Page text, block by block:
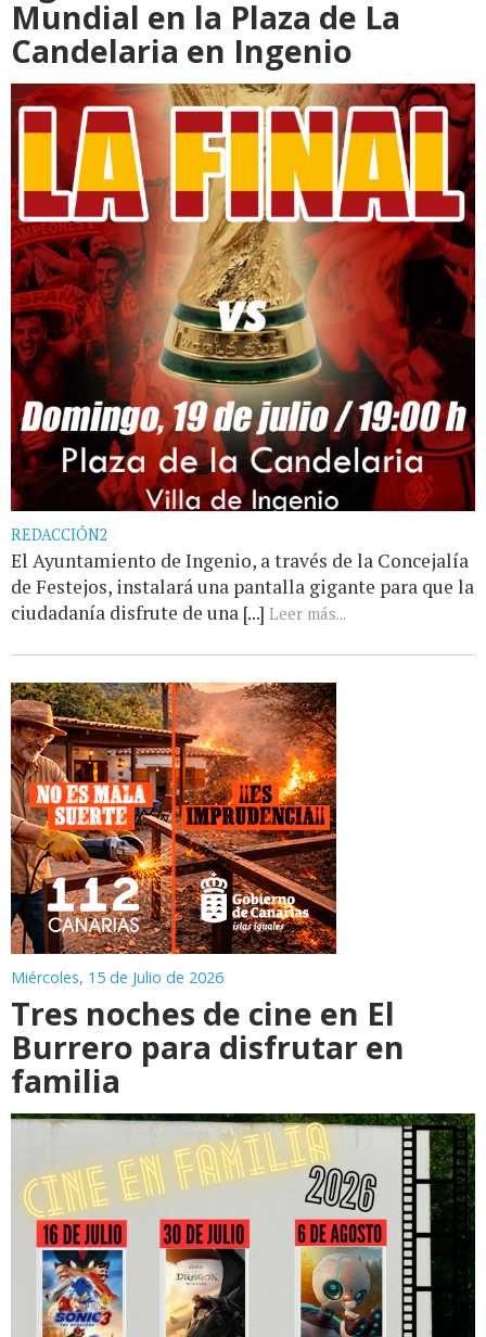
Mundial en la Plaza de La
Candelaria en Ingenio
REDACCIÓN2
El Ayuntamiento de Ingenio, a través de la Concejalía
de Festejos, instalará una pantalla gigante para que la
ciudadanía disfrute de una [...] Leer más...
Miércoles, 15 de Julio de 2026
Tres noches de cine en El
Burrero para disfrutar en
familia